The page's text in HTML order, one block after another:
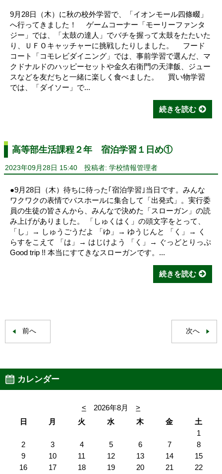
9月28日（木）に秋の校外学習で、「イオンモール四條畷」
へ行ってきました！ ゲームコーナー「モーリーファンタ
ジー」では、「太鼓の達人」でバチを握って太鼓をたたいた
り、ＵＦＯキャッチャーに挑戦したりしました。 フード
コート「コモレビダイニング」では、事前学習で選んだ、マ
クドナルドのハッピーセットや金久右衛門の天津飯、ジュー
スなどを友だちと一緒に楽しく食べました。 買い物学習
では、「ダイソー」で...
続きを読む
高等部生活課程２年 宿泊学習１日め①
2023年09月28日 15:40 投稿者: 学校情報管理者
●9月28日（木）待ちに待った｢宿泊学習｣当日です。みんな
ワクワクの表情でバスホールに集合して「出発式」。実行委
員の生徒の皆さんから、みんなで決めた「スローガン」の読
み上げがありました。 「しゅくはく」の頭文字をとって、
「し」→ しゅうごうだよ 「ゆ」→ ゆうじんと 「く」→ く
らすをこえて 「は」→ はじけよう 「く」→ ぐっどとりっぷ
Good trip !! 本当にすてきなスローガンです。...
続きを読む
前へ 次へ
カレンダー
< 2026年8月
>
日
月 火 水 木 金
土
1
2
3 4 5 6 7
8
9
10 11 12 13 14
15
16
17 18 19 20 21
22